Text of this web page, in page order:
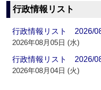
行政情報リスト
行政情報リスト 2026/
2026年08月05日 (水)
行政情報リスト 2026/
2026年08月04日 (火)